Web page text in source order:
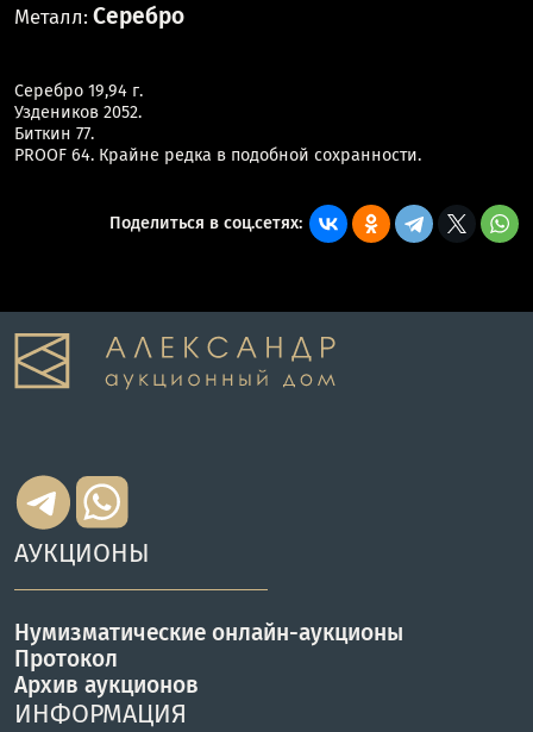
Металл: Серебро
Серебро 19,94 г.
Уздеников 2052.
Биткин 77.
PROOF 64. Крайне редка в подобной сохранности.
Поделиться в соц.сетях:
АУКЦИОНЫ
Нумизматические онлайн-аукционы
Протокол
Архив аукционов
ИНФОРМАЦИЯ